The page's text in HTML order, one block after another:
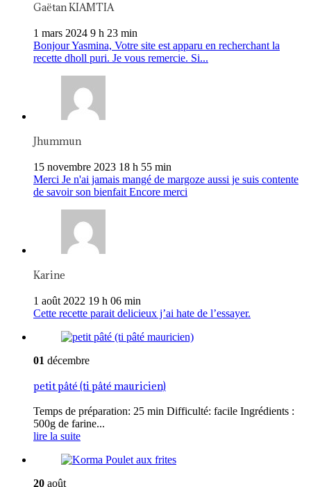
Gaëtan KIAMTIA
1 mars 2024 9 h 23 min
Bonjour Yasmina, Votre site est apparu en recherchant la
recette dholl puri. Je vous remercie. Si...
Jhummun
15 novembre 2023 18 h 55 min
Merci Je n'ai jamais mangé de margoze aussi je suis contente
de savoir son bienfait Encore merci
Karine
1 août 2022 19 h 06 min
Cette recette parait delicieux j’ai hate de l’essayer.
01 décembre
petit pâté (ti pâté mauricien)
Temps de préparation: 25 min Difficulté: facile Ingrédients :
500g de farine...
lire la suite
20 août